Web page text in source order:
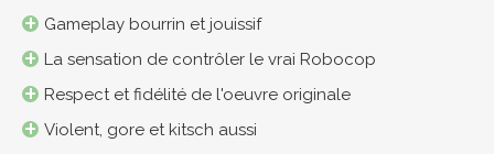
Gameplay bourrin et jouissif
La sensation de contrôler le vrai Robocop
Respect et fidélité de l'oeuvre originale
Violent, gore et kitsch aussi